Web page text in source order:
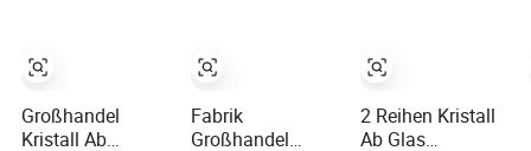
Großhandel
Kristall Ab
Fabrik
Großhandel
2 Reihen Kristall
Ab Glas